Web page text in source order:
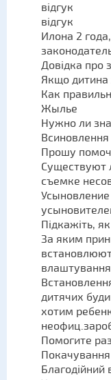
відгук
відгук
Илона 2
Довідка про
Якщо дитина
Как
Жылье
Нужно ли
Прошу
Существуют
съемке
Підкажіть,
За яким
влаштування
дитячих
хотим
Помогите
Покачування
Благодійний